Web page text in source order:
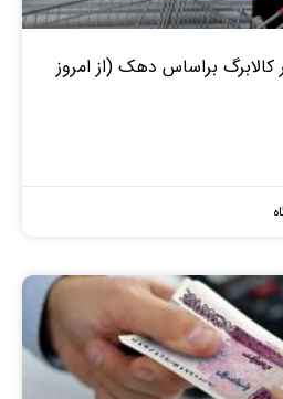
کالابرگ براساس دهک (از امروز